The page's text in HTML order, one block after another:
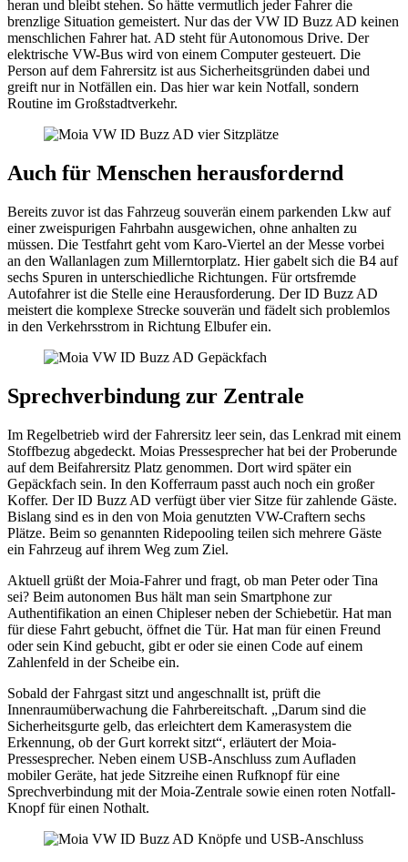
heran und bleibt stehen. So hätte vermutlich jeder Fahrer die
brenzlige Situation gemeistert. Nur das der VW ID Buzz AD keinen
menschlichen Fahrer hat. AD steht für Autonomous Drive. Der
elektrische VW-Bus wird von einem Computer gesteuert. Die
Person auf dem Fahrersitz ist aus Sicherheitsgründen dabei und
greift nur in Notfällen ein. Das hier war kein Notfall, sondern
Routine im Großstadtverkehr.
Auch für Menschen herausfordernd
Bereits zuvor ist das Fahrzeug souverän einem parkenden Lkw auf
einer zweispurigen Fahrbahn ausgewichen, ohne anhalten zu
müssen. Die Testfahrt geht vom Karo-Viertel an der Messe vorbei
an den Wallanlagen zum Millerntorplatz. Hier gabelt sich die B4 auf
sechs Spuren in unterschiedliche Richtungen. Für ortsfremde
Autofahrer ist die Stelle eine Herausforderung. Der ID Buzz AD
meistert die komplexe Strecke souverän und fädelt sich problemlos
in den Verkehrsstrom in Richtung Elbufer ein.
Sprechverbindung zur Zentrale
Im Regelbetrieb wird der Fahrersitz leer sein, das Lenkrad mit einem
Stoffbezug abgedeckt. Moias Pressesprecher hat bei der Proberunde
auf dem Beifahrersitz Platz genommen. Dort wird später ein
Gepäckfach sein. In den Kofferraum passt auch noch ein großer
Koffer. Der ID Buzz AD verfügt über vier Sitze für zahlende Gäste.
Bislang sind es in den von Moia genutzten VW-Craftern sechs
Plätze. Beim so genannten Ridepooling teilen sich mehrere Gäste
ein Fahrzeug auf ihrem Weg zum Ziel.
Aktuell grüßt der Moia-Fahrer und fragt, ob man Peter oder Tina
sei? Beim autonomen Bus hält man sein Smartphone zur
Authentifikation an einen Chipleser neben der Schiebetür. Hat man
für diese Fahrt gebucht, öffnet die Tür. Hat man für einen Freund
oder sein Kind gebucht, gibt er oder sie einen Code auf einem
Zahlenfeld in der Scheibe ein.
Sobald der Fahrgast sitzt und angeschnallt ist, prüft die
Innenraumüberwachung die Fahrbereitschaft. „Darum sind die
Sicherheitsgurte gelb, das erleichtert dem Kamerasystem die
Erkennung, ob der Gurt korrekt sitzt“, erläutert der Moia-
Pressesprecher. Neben einem USB-Anschluss zum Aufladen
mobiler Geräte, hat jede Sitzreihe einen Rufknopf für eine
Sprechverbindung mit der Moia-Zentrale sowie einen roten Notfall-
Knopf für einen Nothalt.